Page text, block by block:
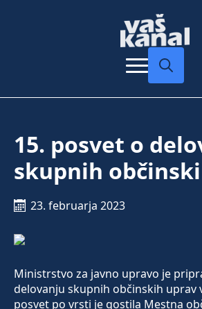
15. posvet o
skupnih
23. februarja 2023
Ministrstvo za javno upravo je
delovanju skupnih občinskih uprav
posvet po vrsti je gostila Mestna